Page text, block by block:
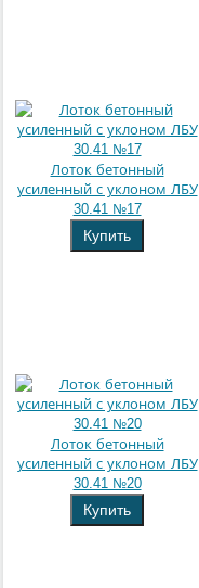
Лоток бетонный
усиленный с уклоном ЛБУ
30.41 №17
Купить
Лоток бетонный
усиленный с уклоном ЛБУ
30.41 №20
Купить